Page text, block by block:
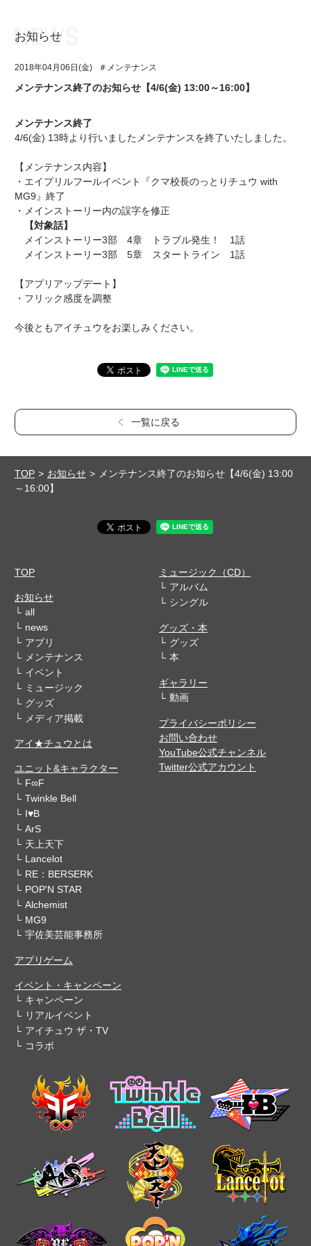
アプリゲーム
イベント・キャンペーン
ミュージック
グッズ・本
ギャラリー
ユニット&キャラクター
アプリゲーム
イベント・キャンペーン
ミュージック
グッズ・本
お知らせ
2018年04月06日(金) ＃メンテナンス
メンテナンス終了のお知らせ【4/6(金) 13:00～16:00】
メンテナンス終了
4/6(金) 13時より行いましたメンテナンスを終了いたしました。
【メンテナンス内容】
・エイプリルフールイベント『クマ校長のっとりチュウ with
MG9』終了
・メインストーリー内の誤字を修正
【対象話】
メインストーリー3部 4章 トラブル発生！ 1話
メインストーリー3部 5章 スタートライン 1話
【アプリアップデート】
・フリック感度を調整
今後ともアイチュウをお楽しみください。
一覧に戻る
TOP お知らせ
メンテナンス終了のお知らせ【4/6(金) 13:00
～16:00】
TOP
お知らせ
all
news
アプリ
メンテナンス
イベント
ミュージック
グッズ
メディア掲載
アイ★チュウとは
ユニット&キャラクター
F∞F
Twinkle Bell
I♥B
ArS
天上天下
Lancelot
RE：BERSERK
POP'N STAR
Alchemist
MG9
宇佐美芸能事務所
アプリゲーム
イベント・キャンペーン
キャンペーン
リアルイベント
アイチュウ ザ・TV
コラボ
ミュージック（CD）
アルバム
シングル
グッズ・本
グッズ
本
ギャラリー
動画
プライバシーポリシー
お問い合わせ
YouTube公式チャンネル
Twitter公式アカウント